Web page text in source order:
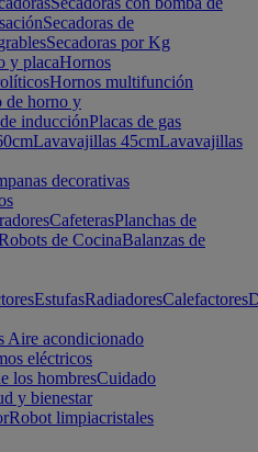
Secadoras de
Secadoras por Kg
y placaHornos
Hornos multifunción
de horno y
inducciónPlacas de gas
Lavavajillas 45cmLavavajillas
decorativas
CafeterasPlanchas de
de CocinaBalanzas de
EstufasRadiadoresCalefactores
Aire acondicionado
eléctricos
los hombresCuidado
y bienestar
Robot limpiacristales